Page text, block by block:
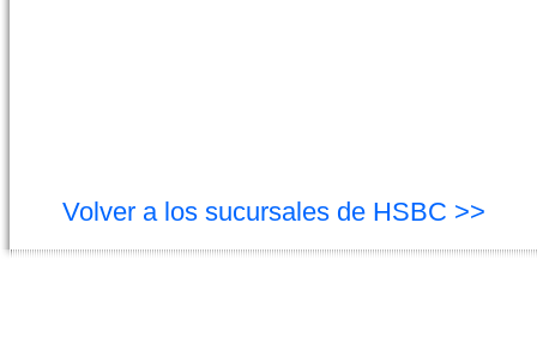
Volver a los sucursales de HSBC >>